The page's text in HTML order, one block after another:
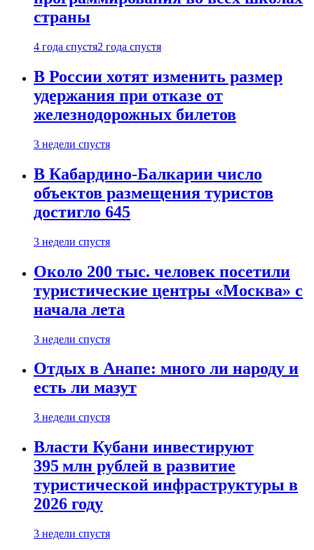
страны
4 года спустя2 года спустя
В России хотят изменить размер
удержания при отказе от
железнодорожных билетов
3 недели спустя
В Кабардино-Балкарии число
объектов размещения туристов
достигло 645
3 недели спустя
Около 200 тыс. человек посетили
туристические центры «Москва» с
начала лета
3 недели спустя
Отдых в Анапе: много ли народу и
есть ли мазут
3 недели спустя
Власти Кубани инвестируют
395 млн рублей в развитие
туристической инфраструктуры в
2026 году
3 недели спустя